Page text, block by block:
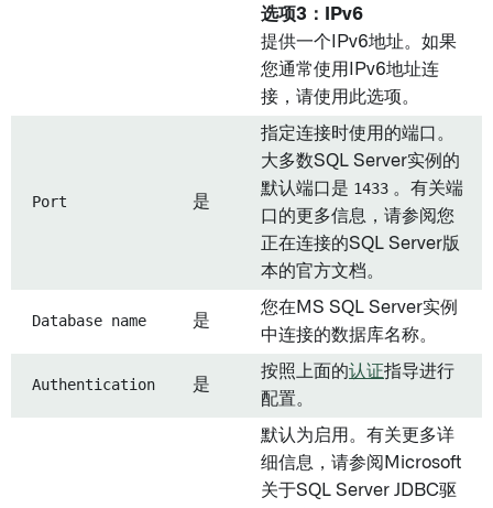
选项3：IPv6
提供一个IPv6地址。如果
您通常使用IPv6地址连
接，请使用此选项。
Port 是
指定连接时使用的端口。
大多数SQL Server实例的
默认端口是 1433 。有关端
口的更多信息，请参阅您
正在连接的SQL Server版
本的官方文档。
Database name 是
您在MS SQL Server实例
中连接的数据库名称。
Authentication 是
按照上面的认证指导进行
配置。
默认为启用。有关更多详
细信息，请参阅Microsoft
关于SQL Server JDBC驱